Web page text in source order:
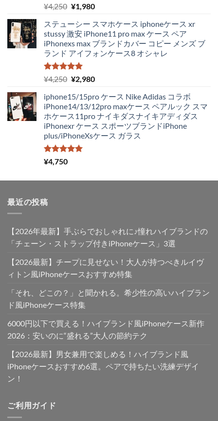
5段階中
5.00
の評価
¥4,250 元
価
格
は
¥4,250
で
し
¥1,980現
の
価
格
は
で
ステューシー スマホケース iphoneケース xr
stussy 激安 iPhone11 pro max ケース ペア
iPhonexs max ブランドカバー コピー メンズ ブ
ランド アイフォンケース8 オシャレ
5段階中
5.00
の評価
¥4,250 元
価
格
は
¥4,250
で
し
¥2,980現
の
価
格
は
¥2,980
iphone15/15pro ケース Nike Adidas コラボ
iPhone14/13/12pro maxケース ペアルック スマ
ホケース11pro ナイキダスナイキアディダス
iPhonexr ケース スポーツブランドiPhone
plus/iPhoneXsケース ガラス
5段階中
5.00
¥4,750
最近の投稿
【2026年最新】手ぶらでおしゃれに♪憧れハイブランドの
「チェーン・ストラップ付きiPhoneケース」3選
【2026最新】チープに見せない！大人が持つべきルイヴ
ィトン風iPhoneケースおすすめ特集
「それ、どこの？」と聞かれる。希少性の高いハイブラン
ド風iPhoneケース特集
6000円以下で買える！ハイブランド風iPhoneケース新作
2026：安いのに“盛れる”大人の節約テク
【2026最新】男女兼用で楽しめる！ハイブランド風
iPhoneケースおすすめ6選。ペアで持ちたい洗練デザイ
ン！
ご利用ガイド